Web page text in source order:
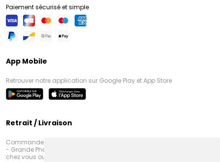
Paiement sécurisé et simple
App Mobile
Retrouver notre application sur Google Play et App Store
Retrait / Livraison
Commandez en ligne et venez chercher votre commande à Amiens
- Grande Pharmacie d’Amiens (Fachon) ou recevez-là rapidement
chez vous ou en point retrait